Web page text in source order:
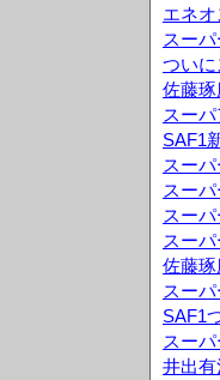
エネ
スー
つい
佐藤琢
スー
SAF1
スー
スー
スー
スー
佐藤琢
スー
SAF1
スー
井出